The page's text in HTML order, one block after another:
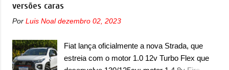
sobrecarga do microprocessador do Módulo
causar a perda de força motriz, requerendo a
atualização do software do modulo de...
geração do Volkswagen Gol que depois de 14
zero, apelidada de "Bolinha" por suas formas
arredondadas. Além do Gol, outro
versões caras
Por Luis Noal dezembro 02, 2023
Fiat lança oficialmente a nova Strada, que
estreia com o motor 1.0 12v Turbo Flex que